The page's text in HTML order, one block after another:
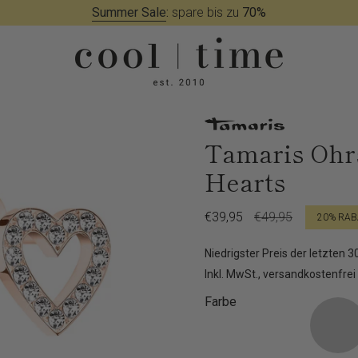
Kostenloser Versand inDeutschland
Tamaris
Hearts
Verkaufspreis
€39,95
Regulärer
€49,95 20%
Niedrigster Preis der letzten
Inkl. MwSt., versandkostenfrei
Farbe